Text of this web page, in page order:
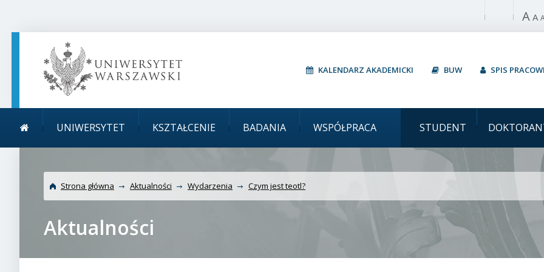
Włącz A A
KALENDARZ AKADEMICKI BUW SPIS
główne
UNIWERSYTET KSZTAŁCENIE BADANIA WSPÓŁPRACA STUDENT
Uniwersytet
Strona główna Aktualności Wydarzenia Czym jest teotl?
Aktualności